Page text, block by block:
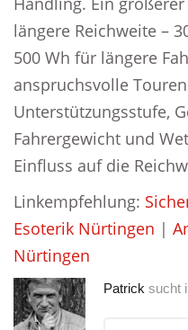
längere Reichweite –
500 Wh für längere
anspruchsvolle
Unterstützungsstufe,
Fahrergewicht und
Einfluss auf die
Linkempfehlung:
Esoterik Nürtingen |
Nürtingen
Patrick sucht